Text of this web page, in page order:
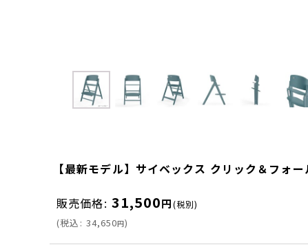
【最新モデル】サイベックス クリック＆フォ
販売価格: 31,500円(税別)
(税込 : 34,650円)